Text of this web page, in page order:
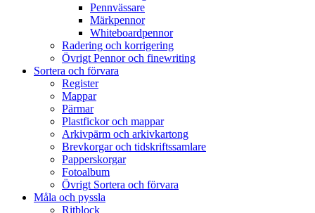
Pennvässare
Märkpennor
Whiteboardpennor
Radering och korrigering
Övrigt Pennor och finewriting
Sortera och förvara
Register
Mappar
Pärmar
Plastfickor och mappar
Arkivpärm och arkivkartong
Brevkorgar och tidskriftssamlare
Papperskorgar
Fotoalbum
Övrigt Sortera och förvara
Måla och pyssla
Ritblock